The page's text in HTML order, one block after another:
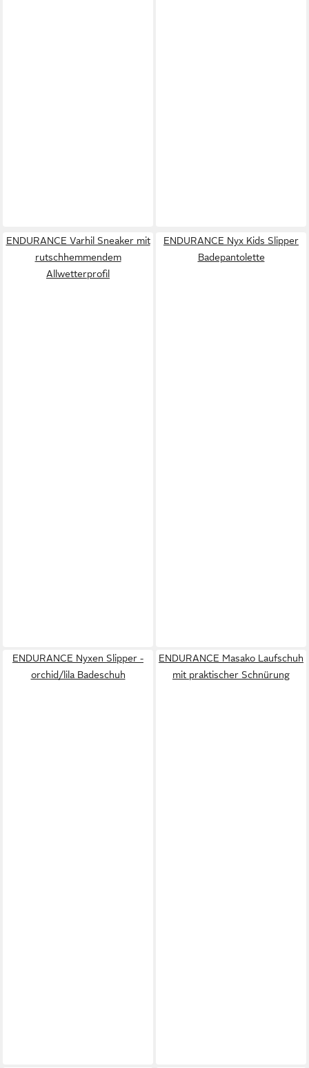
ENDURANCE Varhil Sneaker mit
rutschhemmendem
Allwetterprofil
ENDURANCE Nyx Kids Slipper
Badepantolette
ENDURANCE Nyxen Slipper -
orchid/lila Badeschuh
ENDURANCE Masako Laufschuh
mit praktischer Schnürung